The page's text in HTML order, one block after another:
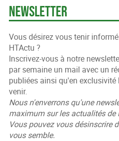
Newsletter
Vous désirez vous tenir
HTActu ?
Inscrivez-vous à notre
par semaine un mail avec un
publiées ainsi qu'en
venir.
Nous n'enverrons qu'une
maximum sur les actualités de
Vous pouvez vous désinscrire
vous semble.